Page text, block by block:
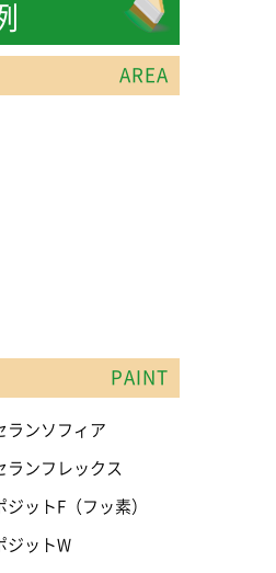
AREA
PAINT
ランソフィア
ランフレックス
ジットF（フッ素）
ジットW